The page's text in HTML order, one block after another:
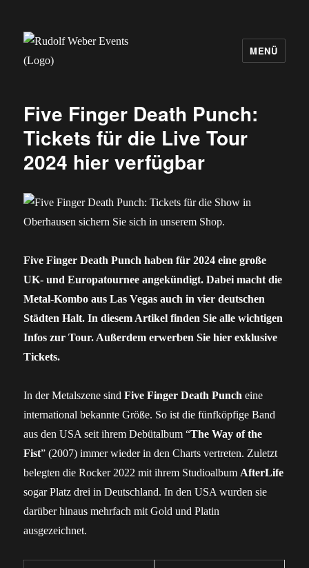
MENÜ
Five Finger Death Punch:
Tickets für die Live Tour
2024 hier verfügbar
Five Finger Death Punch haben für 2024 eine große
UK- und Europatournee angekündigt. Dabei macht die
Metal-Kombo aus Las Vegas auch in vier deutschen
Städten Halt. In diesem Artikel finden Sie alle wichtigen
Infos zur Tour. Außerdem erwerben Sie hier exklusive
Tickets.
In der Metalszene sindFive Finger Death Punch eine
international bekannte Größe. So ist die fünfköpfige Band
aus den USA seit ihrem Debütalbum “The Way of the
Fist” (2007) immer wieder in den Charts vertreten. Zuletzt
belegten die Rocker 2022 mit ihrem Studioalbum AfterLife
sogar Platz drei in Deutschland. In den USA wurden sie
darüber hinaus mehrfach mit Gold und Platin
ausgezeichnet.